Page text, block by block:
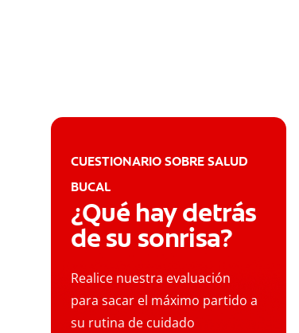
CUESTIONARIO SOBRE SALUD
BUCAL
¿Qué hay detrás
de su sonrisa?
Realice nuestra evaluación
para sacar el máximo partido a
su rutina de cuidado